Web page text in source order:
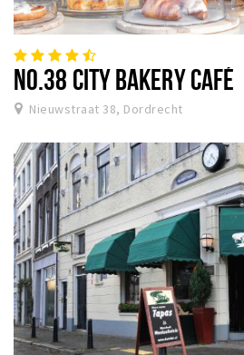
NO.38 CITY BAKERY CAFÉ
Nieuwstraat 38, Dordrecht